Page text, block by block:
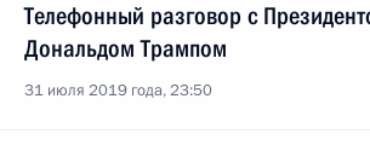
Телефонный разговор с
Дональдом Трампом
31 июля 2019 года, 23:50